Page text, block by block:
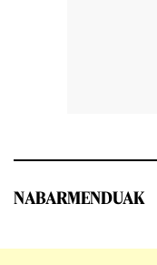
NABARMENDUAK